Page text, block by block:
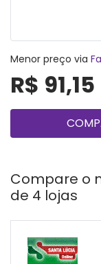
Menor preço via
R$ 91,15
Compare o
de 4 lojas